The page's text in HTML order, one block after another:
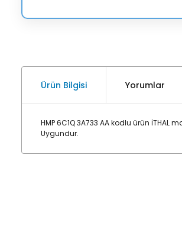
Ürün Bilgisi Yorumlar
HMP 6C1Q 3A733 AA kodlu ürün İTHAL
Uygundur.